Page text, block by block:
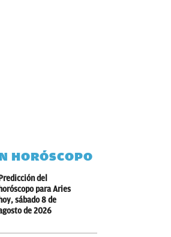
HORÓSCOPO
Predicción del
horóscopo para Aries
hoy, sábado 8 de
de 2026